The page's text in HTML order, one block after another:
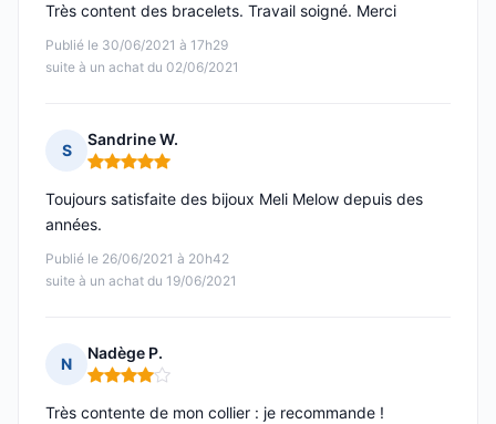
Publié le 30/06/2021 à 17h29
suite à un achat du 02/06/2021
Très content des bracelets. Travail soigné. Merci
S
Sandrine W.
Note : 5 sur 5
Publié le 26/06/2021 à 20h42
suite à un achat du 19/06/2021
Toujours satisfaite des bijoux Meli Melow depuis des
années.
N
Nadège P.
Note : 4 sur 5
Très contente de mon collier : je recommande !